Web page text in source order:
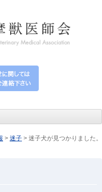
ンツへ移動
> 迷子 > 迷子犬が見つかりました。